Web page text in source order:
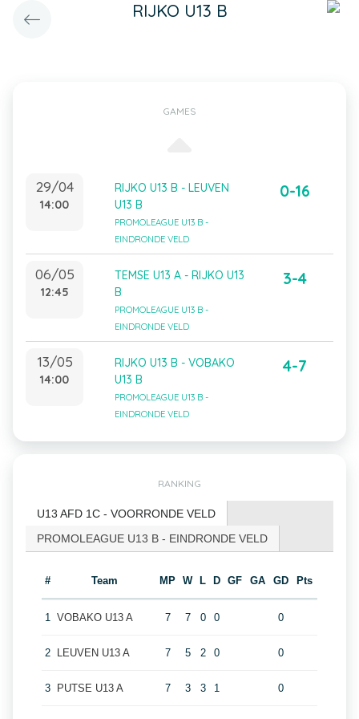
RIJKO U13 B
GAMES
29/04
14:00
RIJKO U13 B - LEUVEN
U13 B
PROMOLEAGUE U13 B -
EINDRONDE VELD
0-16
06/05
12:45
TEMSE U13 A - RIJKO U13
B
PROMOLEAGUE U13 B -
EINDRONDE VELD
3-4
13/05
14:00
RIJKO U13 B - VOBAKO
U13 B
PROMOLEAGUE U13 B -
EINDRONDE VELD
4-7
RANKING
U13 AFD 1C - VOORRONDE VELD
PROMOLEAGUE U13 B - EINDRONDE VELD
# Team MP W L D GF GA GD Pts
1 VOBAKO U13 A 7 7 0 0 0
2 LEUVEN U13 A 7 5 2 0 0
3 PUTSE U13 A 7 3 3 1 0